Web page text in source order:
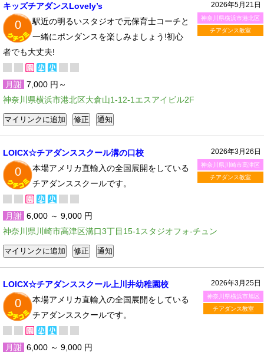
2026年5月21日
神奈川県横浜市港北区
チアダンス教室
キッズチアダンスLovely’s
0
駅近の明るいスタジオで元保育士コーチと
一緒にポンダンスを楽しみましょう!初心
者でも大丈夫!
月謝 7,000 円～
神奈川県横浜市港北区大倉山1-12-1エスアイビル2F
2026年3月26日
神奈川県川崎市高津区
チアダンス教室
LOICX☆チアダンススクール溝の口校
0
本場アメリカ直輸入の全国展開をしている
チアダンススクールです。
月謝 6,000 ～ 9,000 円
神奈川県川崎市高津区溝口3丁目15-1スタジオフォ-チュン
2026年3月25日
神奈川県横浜市旭区
チアダンス教室
LOICX☆チアダンススクール上川井幼稚園校
0
本場アメリカ直輸入の全国展開をしている
チアダンススクールです。
月謝 6,000 ～ 9,000 円